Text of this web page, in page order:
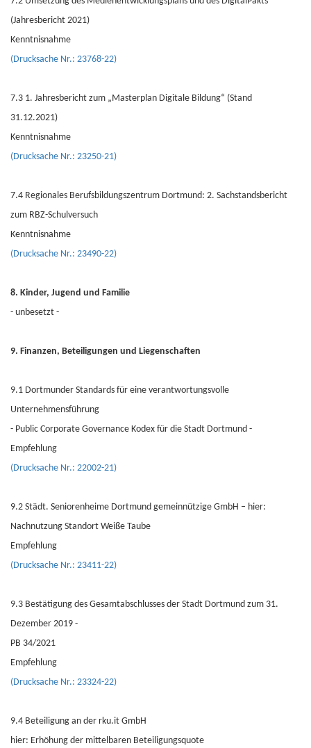
(Jahresbericht 2021)
Kenntnisnahme
(Drucksache Nr.: 23768-22)
7.3 1. Jahresbericht zum „Masterplan Digitale Bildung“ (Stand
31.12.2021)
Kenntnisnahme
(Drucksache Nr.: 23250-21)
7.4 Regionales Berufsbildungszentrum Dortmund: 2. Sachstandsbericht
zum RBZ-Schulversuch
Kenntnisnahme
(Drucksache Nr.: 23490-22)
8. Kinder, Jugend und Familie
- unbesetzt -
9. Finanzen, Beteiligungen und Liegenschaften
9.1 Dortmunder Standards für eine verantwortungsvolle
Unternehmensführung
- Public Corporate Governance Kodex für die Stadt Dortmund -
Empfehlung
(Drucksache Nr.: 22002-21)
9.2 Städt. Seniorenheime Dortmund gemeinnützige GmbH – hier:
Nachnutzung Standort Weiße Taube
Empfehlung
(Drucksache Nr.: 23411-22)
9.3 Bestätigung des Gesamtabschlusses der Stadt Dortmund zum 31.
Dezember 2019 -
PB 34/2021
Empfehlung
(Drucksache Nr.: 23324-22)
9.4 Beteiligung an der rku.it GmbH
hier: Erhöhung der mittelbaren Beteiligungsquote